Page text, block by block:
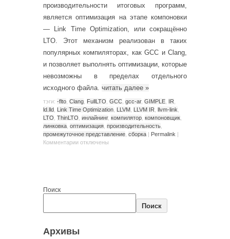
производительности итоговых программ,
является оптимизация на этапе компоновки
— Link Time Optimization, или сокращённо
LTO. Этот механизм реализован в таких
популярных компиляторах, как GCC и Clang,
и позволяет выполнять оптимизации, которые
невозможны в пределах отдельного
исходного файла. читать далее »
тэги: -flto Clang FullLTO GCC gcc-ar, GIMPLE IR
ld.lld Link Time Optimization LLVM LLVM IR llvm-link
LTO ThinLTO инлайнинг, компилятор компоновщик
линковка оптимизация производительность
промежуточное представление сборка | Permalink |
Комментарии отключены
Поиск
Поиск
Архивы